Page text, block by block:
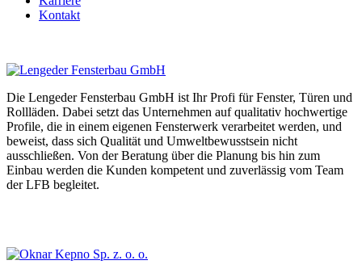
Kontakt
Die Lengeder Fensterbau GmbH ist Ihr Profi für Fenster, Türen und
Rollläden. Dabei setzt das Unternehmen auf qualitativ hochwertige
Profile, die in einem eigenen Fensterwerk verarbeitet werden, und
beweist, dass sich Qualität und Umweltbewusstsein nicht
ausschließen. Von der Beratung über die Planung bis hin zum
Einbau werden die Kunden kompetent und zuverlässig vom Team
der LFB begleitet.